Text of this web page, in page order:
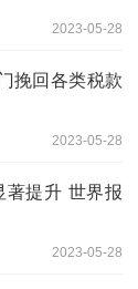
2023-05-28
挽回各类税款
2023-05-28
著提升 世界报
2023-05-28